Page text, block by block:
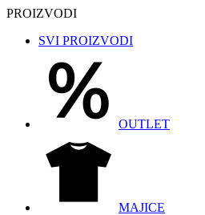
PROIZVODI
SVI PROIZVODI
OUTLET
MAJICE